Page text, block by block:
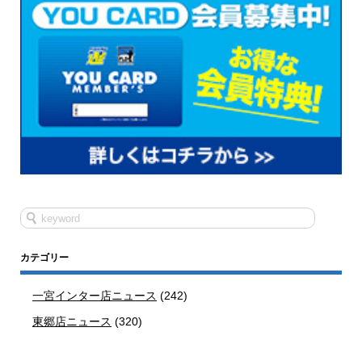
カテゴリー
一宮インター店ニュース (242)
東郷店ニュース (320)